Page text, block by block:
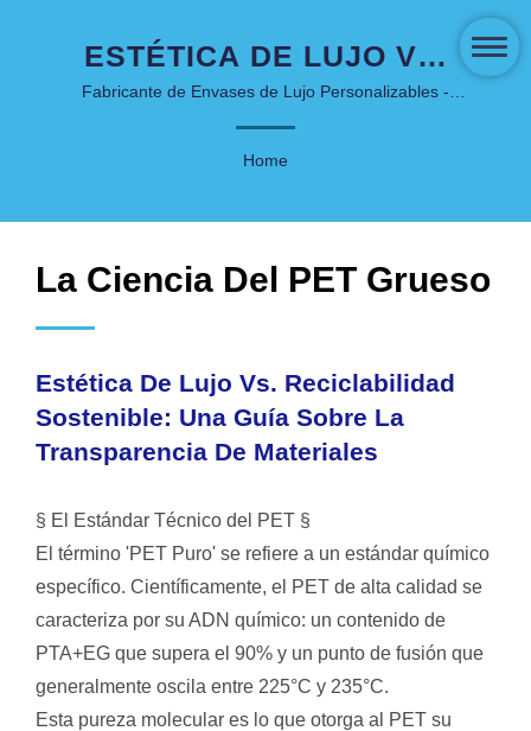
ESTÉTICA DE LUJO VS.
RECICLABILIDAD
SOSTENIBLE: UNA GUÍA
TRANSPARENCIA DE
MATERIALES | EMPAQUE
INNOVADOR - COSJAR
Fabricante de Envases de Lujo Personalizables -
Home
La Ciencia Del PET Grueso
Estética De Lujo Vs. Reciclabilidad
Sostenible: Una Guía Sobre La
Transparencia De Materiales
§ El Estándar Técnico del PET §
El término 'PET Puro' se refiere a un estándar químico
específico. Científicamente, el PET de alta calidad se
caracteriza por su ADN químico: un contenido de
PTA+EG que supera el 90% y un punto de fusión que
generalmente oscila entre 225°C y 235°C.
Esta pureza molecular es lo que otorga al PET su